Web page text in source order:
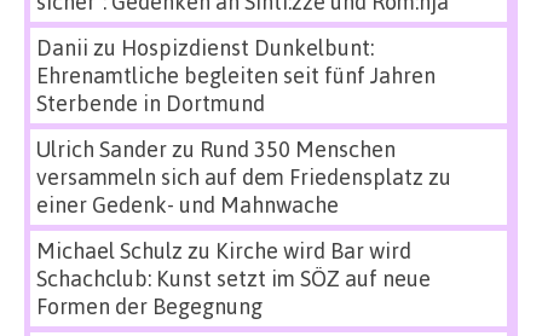
Danii zu Hospizdienst Dunkelbunt:
Ehrenamtliche begleiten seit fünf Jahren
Sterbende in Dortmund
Ulrich Sanderzu Rund 350 Menschen
versammeln sich auf dem Friedensplatz zu
einer Gedenk- und Mahnwache
Michael Schulz zu Kirche wird Bar wird
Schachclub: Kunst setzt im SÖZ auf neue
Formen der Begegnung